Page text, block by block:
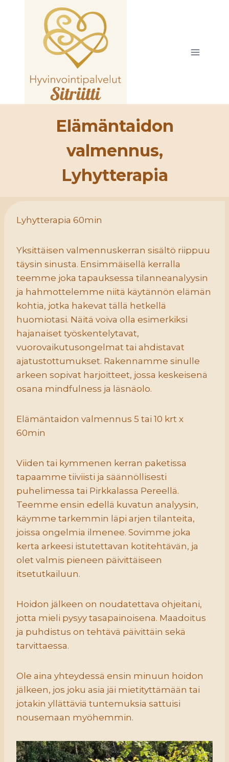
Elämäntaidon
valmennus,
Lyhytterapia
Lyhytterapia 60min
Yksittäisen valmennuskerran sisältö riippuu
täysin sinusta. Ensimmäisellä kerralla
teemme joka tapauksessa tilanneanalyysin
ja hahmottelemme niitä käytännön elämän
kohtia, jotka hakevat tällä hetkellä
huomiotasi. Näitä voiva olla esimerkiksi
hajanaiset työskentelytavat,
vuorovaikutusongelmat tai ahdistavat
ajatustottumukset. Rakennamme sinulle
arkeen sopivat harjoitteet, jossa keskeisenä
osana mindfulness ja läsnäolo.
Elämäntaidon valmennus 5 tai 10 krt x
60min
Viiden tai kymmenen kerran paketissa
tapaamme tiiviisti ja säännöllisesti
puhelimessa tai Pirkkalassa Pereellä.
Teemme ensin edellä kuvatun analyysin,
käymme tarkemmin läpi arjen tilanteita,
joissa ongelmia ilmenee. Sovimme joka
kerta arkeesi istutettavan kotitehtävän, ja
olet valmis pieneen päivittäiseen
itsetutkailuun.
Hoidon jälkeen on noudatettava ohjeitani,
jotta mieli pysyy tasapainoisena. Maadoitus
ja puhdistus on tehtävä päivittäin sekä
tarvittaessa.
Ole aina yhteydessä ensin minuun hoidon
jälkeen, jos joku asia jäi mietityttämään tai
jotakin yllättäviä tuntemuksia sattuisi
nousemaan myöhemmin.